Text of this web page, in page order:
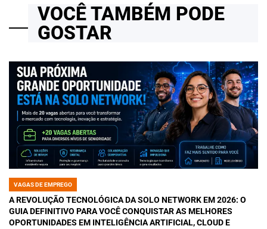
VOCÊ TAMBÉM PODE
GOSTAR
POSTED
IN
VAGAS DE EMPREGO
A REVOLUÇÃO TECNOLÓGICA DA SOLO NETWORK EM 2026: O
GUIA DEFINITIVO PARA VOCÊ CONQUISTAR AS MELHORES
OPORTUNIDADES EM INTELIGÊNCIA ARTIFICIAL, CLOUD E